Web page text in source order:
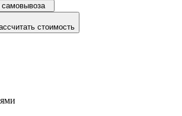
самовывоза
стоимость